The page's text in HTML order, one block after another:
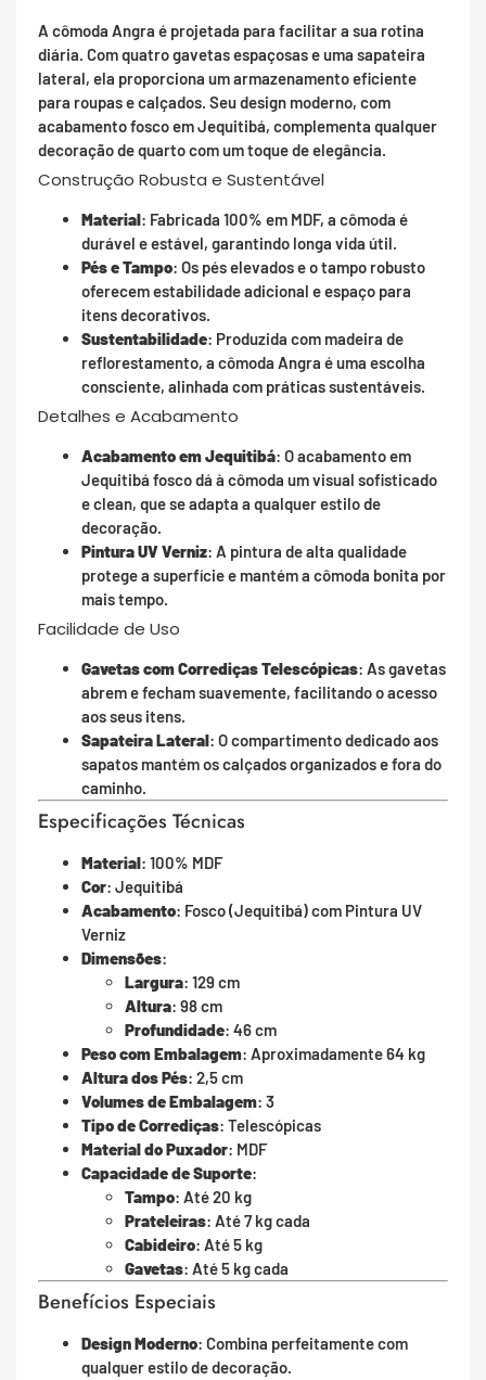
A cômoda Angra é projetada para facilitar a sua rotina
diária. Com quatro gavetas espaçosas e uma sapateira
lateral, ela proporciona um armazenamento eficiente
para roupas e calçados. Seu design moderno, com
acabamento fosco em Jequitibá, complementa qualquer
decoração de quarto com um toque de elegância.
Construção Robusta e Sustentável
Material: Fabricada 100% em MDF, a cômoda é
durável e estável, garantindo longa vida útil.
Pés e Tampo: Os pés elevados e o tampo robusto
oferecem estabilidade adicional e espaço para
itens decorativos.
Sustentabilidade: Produzida com madeira de
reflorestamento, a cômoda Angra é uma escolha
consciente, alinhada com práticas sustentáveis.
Detalhes e Acabamento
Acabamento em Jequitibá: O acabamento em
Jequitibá fosco dá à cômoda um visual sofisticado
e clean, que se adapta a qualquer estilo de
decoração.
Pintura UV Verniz: A pintura de alta qualidade
protege a superfície e mantém a cômoda bonita por
mais tempo.
Facilidade de Uso
Gavetas com Corrediças Telescópicas: As gavetas
abrem e fecham suavemente, facilitando o acesso
aos seus itens.
Sapateira Lateral: O compartimento dedicado aos
sapatos mantém os calçados organizados e fora do
caminho.
Especificações Técnicas
Material: 100% MDF
Cor: Jequitibá
Acabamento: Fosco (Jequitibá) com Pintura UV
Verniz
Dimensões:
Largura: 129 cm
Altura: 98 cm
Profundidade: 46 cm
Peso com Embalagem: Aproximadamente 64 kg
Altura dos Pés: 2,5 cm
Volumes de Embalagem: 3
Tipo de Corrediças: Telescópicas
Material do Puxador: MDF
Capacidade de Suporte:
Tampo: Até 20 kg
Prateleiras: Até 7 kg cada
Cabideiro: Até 5 kg
Gavetas: Até 5 kg cada
Benefícios Especiais
Design Moderno: Combina perfeitamente com
qualquer estilo de decoração.